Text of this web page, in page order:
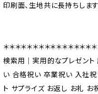
印刷面、生地共に長持ちします
＊＊＊＊＊＊＊＊＊＊＊＊＊＊＊
検索用｜実用的なプレゼン
い 合格祝い 卒業祝い 入社
ト サプライズ お返し お礼